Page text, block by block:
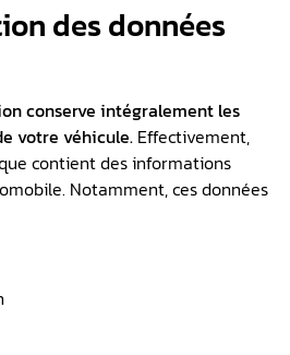
des données
conserve intégralement les
votre véhicule. Effectivement,
contient des informations
Notamment, ces données